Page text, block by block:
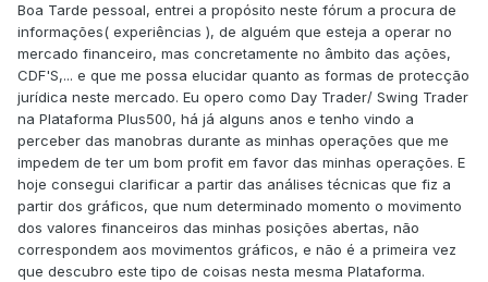
Boa Tarde pessoal, entrei a propósito neste fórum a procura de
informações( experiências ), de alguém que esteja a operar no
mercado financeiro, mas concretamente no âmbito das ações,
CDF'S,... e que me possa elucidar quanto as formas de protecção
jurídica neste mercado. Eu opero como Day Trader/ Swing Trader
na Plataforma Plus500, há já alguns anos e tenho vindo a
perceber das manobras durante as minhas operações que me
impedem de ter um bom profit em favor das minhas operações. E
hoje consegui clarificar a partir das análises técnicas que fiz a
partir dos gráficos, que num determinado momento o movimento
dos valores financeiros das minhas posições abertas, não
correspondem aos movimentos gráficos, e não é a primeira vez
que descubro este tipo de coisas nesta mesma Plataforma.